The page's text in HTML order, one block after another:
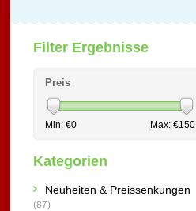
Filter Ergebnisse
Preis
Min: €0 Max: €150
Kategorien
Neuheiten & Preissenkungen
(87)